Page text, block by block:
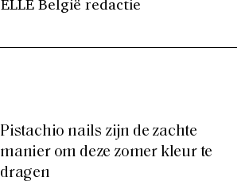
ELLE België redactie
Pistachio nails zijn de zachte
manier om deze zomer kleur te
dragen